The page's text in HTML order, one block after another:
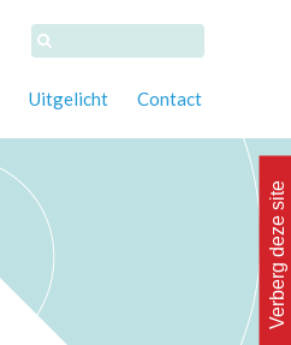
Uitgelicht Contact
Verberg deze site